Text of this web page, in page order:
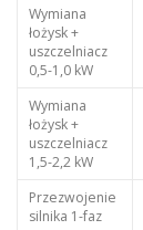
Wymiana
łożysk +
uszczelniacz
0,5-1,0 kW
Wymiana
łożysk +
uszczelniacz
1,5-2,2 kW
Przezwojenie
silnika 1-faz